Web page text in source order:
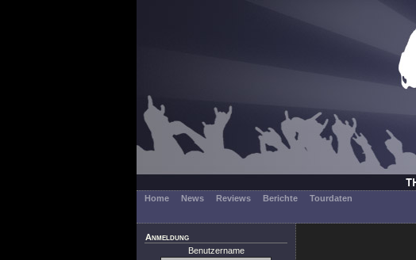
Home News Reviews Berichte
Tourdaten
Anmeldung
Benutzername